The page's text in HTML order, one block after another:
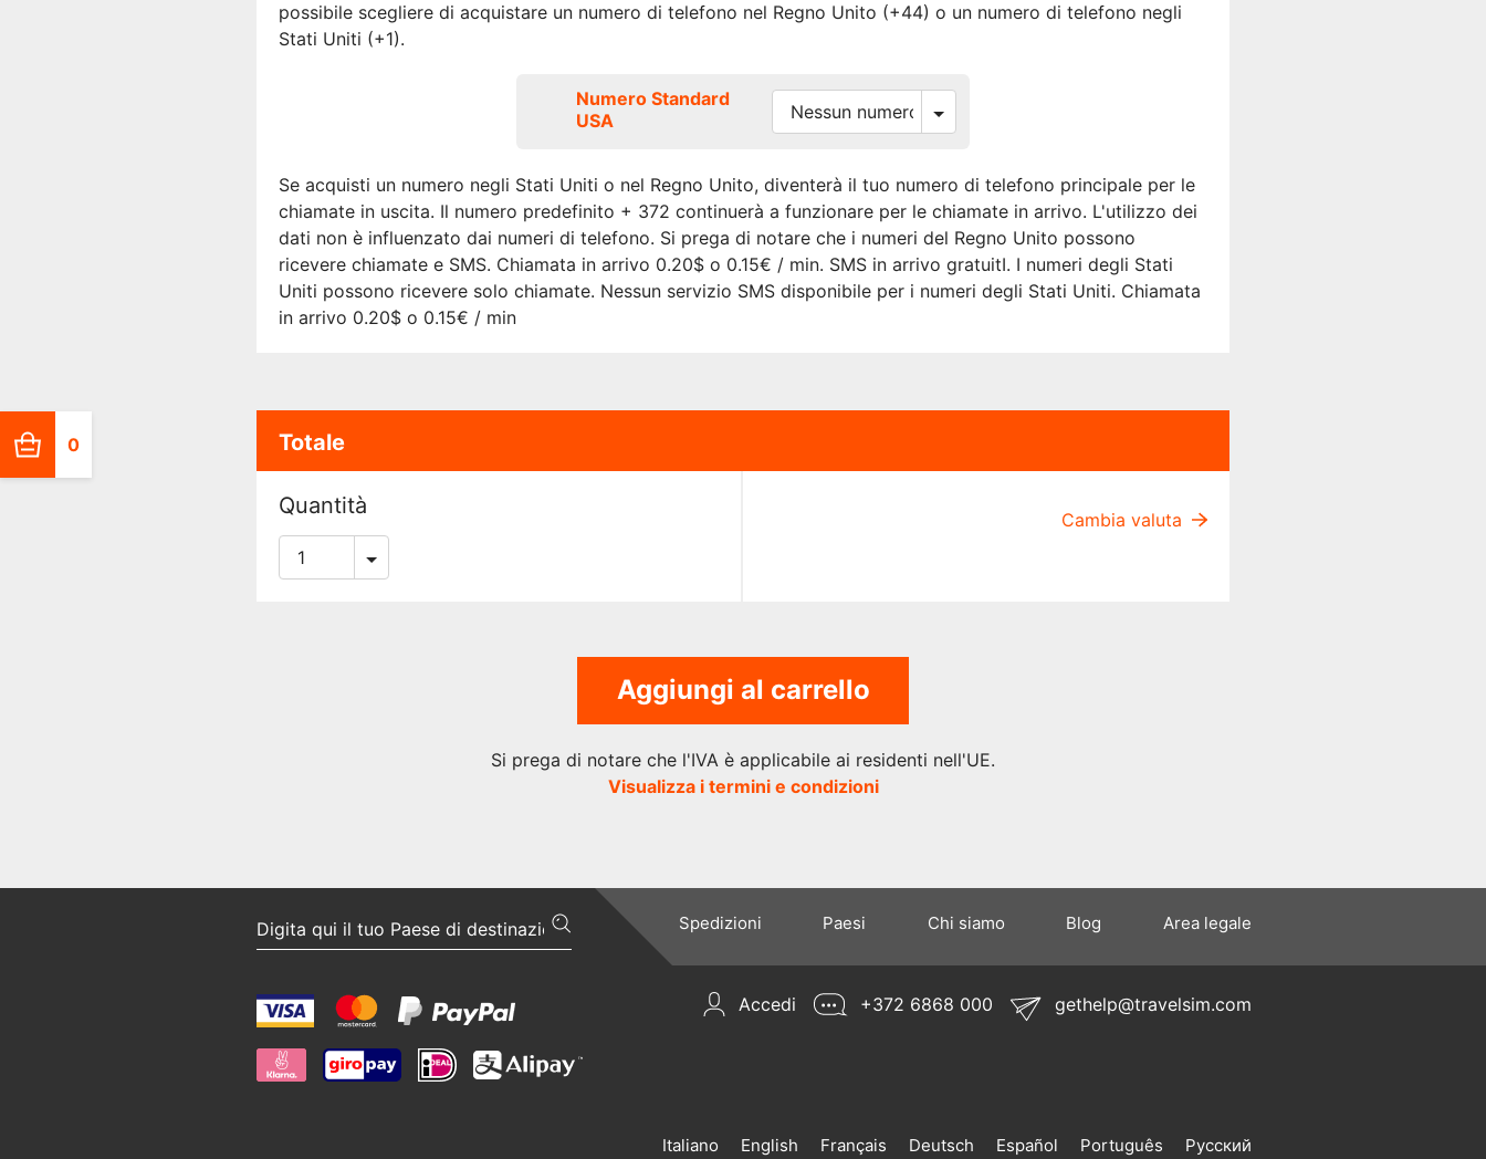
0
possibile scegliere di acquistare un numero di telefono nel Regno Unito (+44) o un numero di telefono negli
Stati Uniti (+1).
Numero Standard
USA
Se acquisti un numero negli Stati Uniti o nel Regno Unito, diventerà il tuo numero di telefono principale per le
chiamate in uscita. Il numero predefinito + 372 continuerà a funzionare per le chiamate in arrivo. L'utilizzo dei
dati non è influenzato dai numeri di telefono. Si prega di notare che i numeri del Regno Unito possono
ricevere chiamate e SMS. Chiamata in arrivo 0.20$ o 0.15€ / min. SMS in arrivo gratuitI. I numeri degli Stati
Uniti possono ricevere solo chiamate. Nessun servizio SMS disponibile per i numeri degli Stati Uniti. Chiamata
in arrivo 0.20$ o 0.15€ / min
Totale
Quantità
Cambia valuta
Aggiungi al carrello
Si prega di notare che l'IVA è applicabile ai residenti nell'UE.
Visualizza i termini e condizioni
Spedizioni Paesi Chi siamo Blog Area legale
Accedi +372 6868 000 gethelp@travelsim.com
Italiano English Français Deutsch Español Português Русский